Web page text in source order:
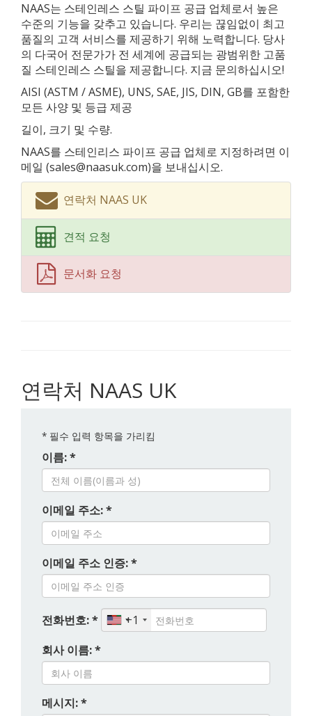
NAAS는 스테인레스 스틸 파이프 공급 업체로서 높은
수준의 기능을 갖추고 있습니다. 우리는 끊임없이 최고
품질의 고객 서비스를 제공하기 위해 노력합니다. 당사
의 다국어 전문가가 전 세계에 공급되는 광범위한 고품
질 스테인레스 스틸을 제공합니다. 지금 문의하십시오!
AISI (ASTM / ASME), UNS, SAE, JIS, DIN, GB를 포함한
모든 사양 및 등급 제공
길이, 크기 및 수량.
NAAS를 스테인리스 파이프 공급 업체로 지정하려면 이
메일 (sales@naasuk.com)을 보내십시오.
연락처 NAAS UK
견적 요청
문서화 요청
연락처 NAAS UK
* 필수 입력 항목을 가리킴
이름: *
이메일 주소: *
이메일 주소 인증: *
전화번호: *
+1
회사 이름: *
메시지: *